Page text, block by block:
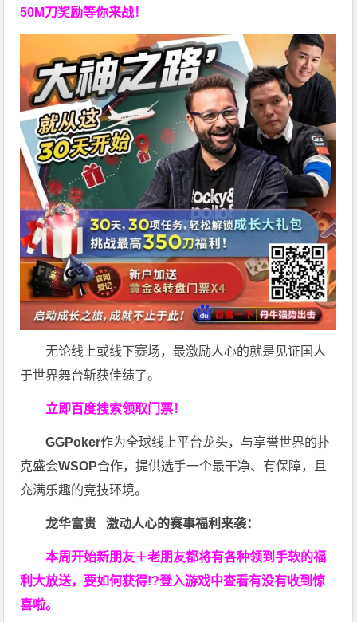
50M刀奖励等你来战！
无论线上或线下赛场，最激励人心的就是见证国人
于世界舞台斩获佳绩了。
立即百度搜索领取门票！
GGPoker作为全球线上平台龙头，与享誉世界的扑
克盛会WSOP合作，提供选手一个最干净、有保障，且
充满乐趣的竞技环境。
龙华富贵 激动人心的赛事福利来袭：
本周开始新朋友＋老朋友都将有各种领到手软的福
利大放送，要如何获得!?登入游戏中查看有没有收到惊
喜啦。